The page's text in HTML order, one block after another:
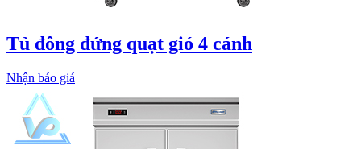
Tủ đông đứng quạt gió 4 cánh
Nhận báo giá